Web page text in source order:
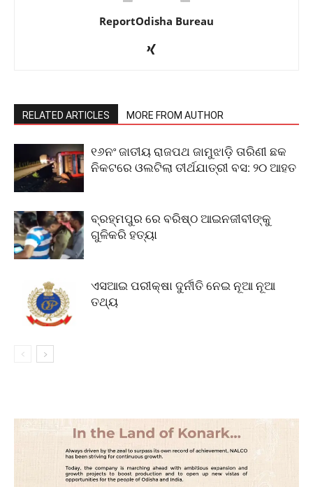
ReportOdisha Bureau
RELATED ARTICLES MORE FROM AUTHOR
୧୬ନଂ ଜାତୀୟ ରାଜପଥ ଜାମୁଝାଡ଼ି ତାରିଣୀ ଛକ
ନିକଟରେ ଓଲଟିଲା ତୀର୍ଥଯାତ୍ରୀ ବସ: ୨୦ ଆହତ
ବ୍ରହ୍ମପୁର ରେ ବରିଷ୍ଠ ଆଇନଜୀବୀଙ୍କୁ
ଗୁଳିକରି ହତ୍ୟା
ଏସଆଇ ପରୀକ୍ଷା ଦୁର୍ନୀତି ନେଇ ନୂଆ ନୂଆ
ତଥ୍ୟ